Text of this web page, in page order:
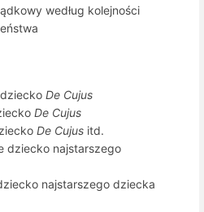
według kolejności
De Cujus
De Cujus
De Cujus itd.
dziecko najstarszego
najstarszego dziecka